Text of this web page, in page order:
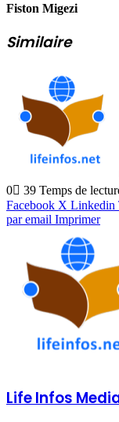
Fiston Migezi
Similaire
0
39 Temps de
Facebook X Linkedin
par email Imprimer
Life Infos